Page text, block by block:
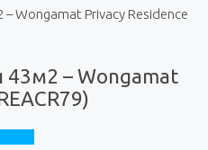
Wongamat Privacy Residence
43м2 – Wongamat